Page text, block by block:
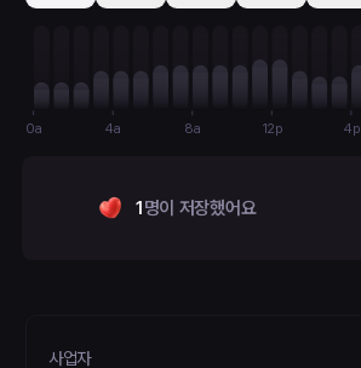
0a 4a 8a 12p 4p
1명이 저장했어요
사업자